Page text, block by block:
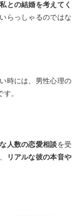
私との結婚を考えてく
らっしゃるのではな
時には、男性心理の
。
人数の恋愛相談を受
リアルな彼の本音や